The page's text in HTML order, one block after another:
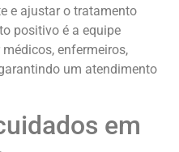
e ajustar o tratamento
positivo é a equipe
enfermeiros,
um atendimento
em